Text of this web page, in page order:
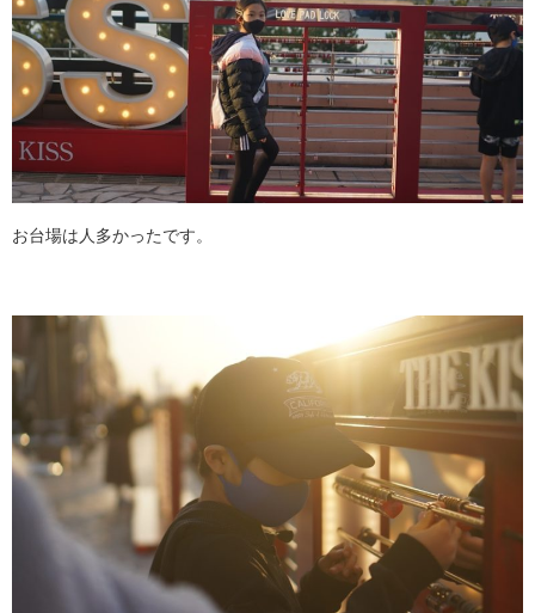
お台場は人多かったです。